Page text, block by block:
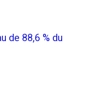
de 88,6 % du